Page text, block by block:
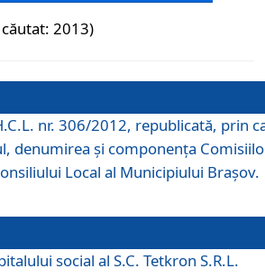
2013)
nr. 306/2012, republicată, prin
denumirea şi componenţa
Local al Municipiului Braşov.
social al S.C. Tetkron S.R.L.